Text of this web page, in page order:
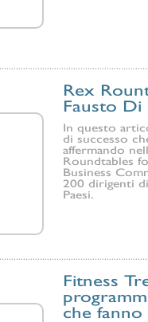
Rex
Fausto Di
In questo
di successo
affermando
Roundtables
Business
200 dirigenti
Paesi.
Fitness
che fanno